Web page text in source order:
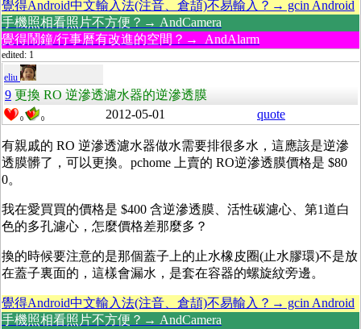
覺得Android中文輸入法(注音、倉頡)不易輸入？→ gcin Android
手機照相看照片不方便？→ AndCamera
覺得鬧鐘/行事曆有改進的空間？→ AndAlarm
edited: 1
eliu
9 更換 RO 逆滲透濾水器的逆滲透膜
0 0 2012-05-01 quote
有親戚的 RO 逆滲透濾水器做水需要排很多水，這應該是逆滲
透膜髒了，可以更換。pchome 上賣的 RO逆滲透膜價格是 $80
0。
我在愛買買的價格是 $400 含逆滲透膜、活性碳濾心、第1道白
色的多孔濾心，怎麼價格差那麼多？
換的時候要注意的是那個蓋子上的止水橡皮圈(止水膠環)不是放
在蓋子裏面的，這樣會漏水，是套在容器的螺旋紋旁邊。
覺得Android中文輸入法(注音、倉頡)不易輸入？→ gcin Android
手機照相看照片不方便？→ AndCamera